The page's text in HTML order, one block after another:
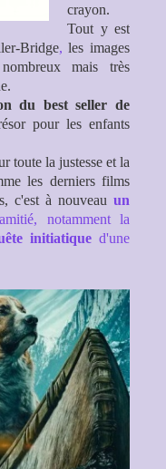
crayon.
Tout y est
Bridge, les images
mais très
du best seller de
pour les enfants
toute la justesse et la
les derniers films
c'est à nouveau un
notamment la
initiatique d'une